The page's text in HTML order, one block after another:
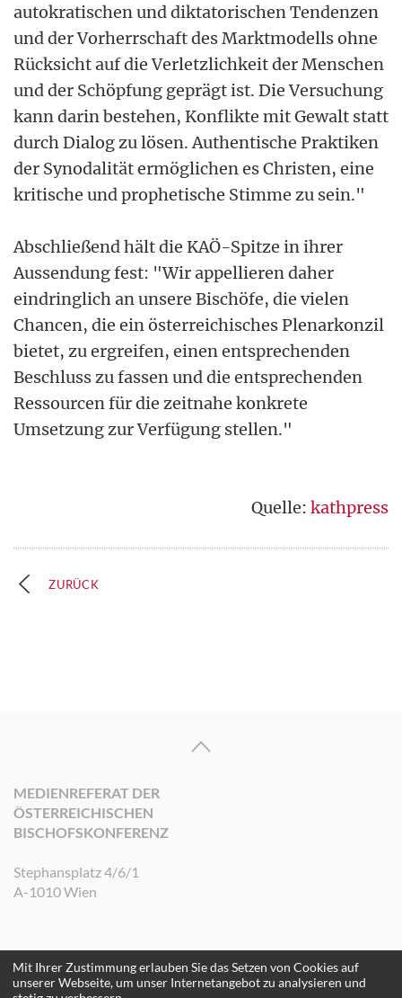
autokratischen und diktatorischen Tendenzen
und der Vorherrschaft des Marktmodells ohne
Rücksicht auf die Verletzlichkeit der Menschen
und der Schöpfung geprägt ist. Die Versuchung
kann darin bestehen, Konflikte mit Gewalt statt
durch Dialog zu lösen. Authentische Praktiken
der Synodalität ermöglichen es Christen, eine
kritische und prophetische Stimme zu sein."
Abschließend hält die KAÖ-Spitze in ihrer
Aussendung fest: "Wir appellieren daher
eindringlich an unsere Bischöfe, die vielen
Chancen, die ein österreichisches Plenarkonzil
bietet, zu ergreifen, einen entsprechenden
Beschluss zu fassen und die entsprechenden
Ressourcen für die zeitnahe konkrete
Umsetzung zur Verfügung stellen."
Quelle: kathpress
ZURÜCK
MEDIENREFERAT DER
ÖSTERREICHISCHEN
BISCHOFSKONFERENZ
Stephansplatz 4/6/1
A-1010 Wien
©2026 Medienreferat der Österreichischen Bischofskonferenz. Alle Rechte
vorbehalten.
Mit Ihrer Zustimmung erlauben Sie das Setzen von Cookies auf
unserer Webseite, um unser Internetangebot zu analysieren und